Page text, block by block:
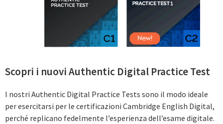
Scopri i nuovi Authentic Digital Practice Test
I nostri Authentic Digital Practice Tests sono il modo ideale
per esercitarsi per le certificazioni Cambridge English Digital,
perché replicano fedelmente l’esperienza dell’esame digitale.